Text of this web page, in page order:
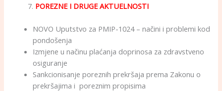
7. POREZNE I DRUGE AKTUELNOSTI
NOVO Uputstvo za PMIP-1024 – načini i problemi kod
pondošenja
Izmjene u načinu plaćanja doprinosa za zdravstveno
osiguranje
Sankcionisanje poreznih prekršaja prema Zakonu o
prekršajima i poreznim propisima